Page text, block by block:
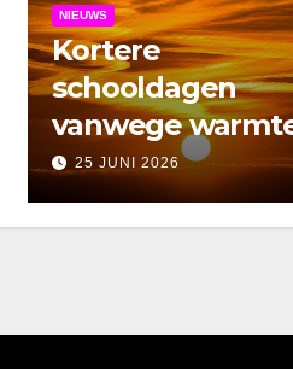
NIEUWS
Kortere
schooldagen
vanwege
25 JUNI 2026